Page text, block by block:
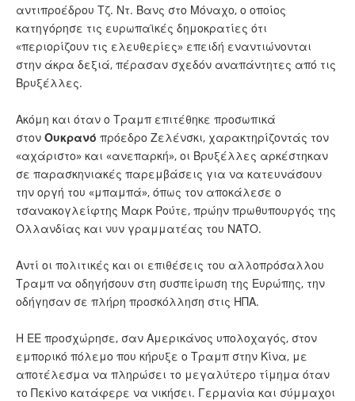
αντιπροέδρου Τζ. Ντ. Βανς στο Μόναχο, ο οποίος
κατηγόρησε τις ευρωπαϊκές δημοκρατίες ότι
«περιορίζουν τις ελευθερίες» επειδή εναντιώνονται
στην άκρα δεξιά, πέρασαν σχεδόν αναπάντητες από τις
Βρυξέλλες.
Ακόμη και όταν ο Τραμπ επιτέθηκε προσωπικά
στον Ουκρανό πρόεδρο Ζελένσκι, χαρακτηρίζοντάς τον
«αχάριστο» και «ανεπαρκή», οι Βρυξέλλες αρκέστηκαν
σε παρασκηνιακές παρεμβάσεις για να κατευνάσουν
την οργή του «μπαμπά», όπως τον αποκάλεσε ο
τσανακογλείφτης Μαρκ Ρούτε, πρώην πρωθυπουργός της
Ολλανδίας και νυν γραμματέας του ΝΑΤΟ.
Αντί οι πολιτικές και οι επιθέσεις του αλλοπρόσαλλου
Τραμπ να οδηγήσουν στη συσπείρωση της Ευρώπης, την
οδήγησαν σε πλήρη προσκόλληση στις ΗΠΑ.
Η ΕΕ προσχώρησε, σαν Αμερικάνος υπολοχαγός, στον
εμπορικό πόλεμο που κήρυξε ο Τραμπ στην Κίνα, με
αποτέλεσμα να πληρώσει το μεγαλύτερο τίμημα όταν
το Πεκίνο κατάφερε να νικήσει. Γερμανία και σύμμαχοι